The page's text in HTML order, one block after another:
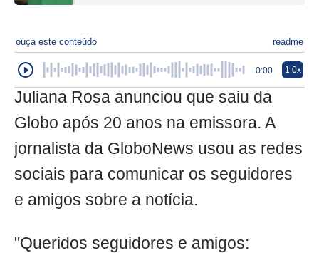
ouça este conteúdo readme
0:00 1.0x
Juliana Rosa anunciou que saiu da
Globo após 20 anos na emissora. A
jornalista da GloboNews usou as redes
sociais para comunicar os seguidores
e amigos sobre a notícia.
"Queridos seguidores e amigos: